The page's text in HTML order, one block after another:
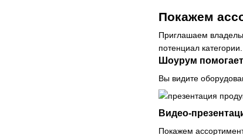
Покажем
Приглашаем
потенциал категории.
Шоурум
Вы видите
Видео-
Покажем